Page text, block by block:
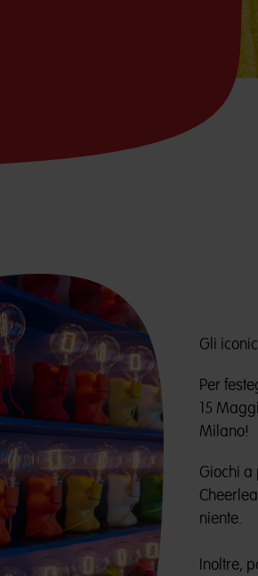
Gli
Per
15
Milano!
Giochi
niente.
Inoltre,